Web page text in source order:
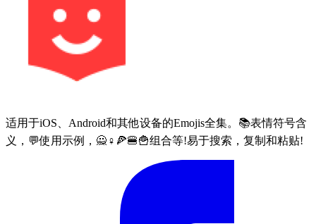
适用于iOS、Android和其他设备的Emojis全集。📚表情符号含
义，💬使用示例，🙅♀🍕🍔🍟组合等!易于搜索，复制和粘贴!